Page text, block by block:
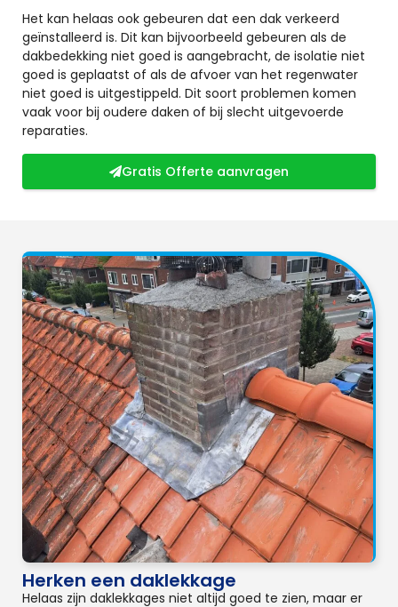
Het kan helaas ook gebeuren dat een dak verkeerd
geïnstalleerd is. Dit kan bijvoorbeeld gebeuren als de
dakbedekking niet goed is aangebracht, de isolatie niet
goed is geplaatst of als de afvoer van het regenwater
niet goed is uitgestippeld. Dit soort problemen komen
vaak voor bij oudere daken of bij slecht uitgevoerde
reparaties.
Gratis Offerte aanvragen
Herken een daklekkage
Helaas zijn daklekkages niet altijd goed te zien, maar er